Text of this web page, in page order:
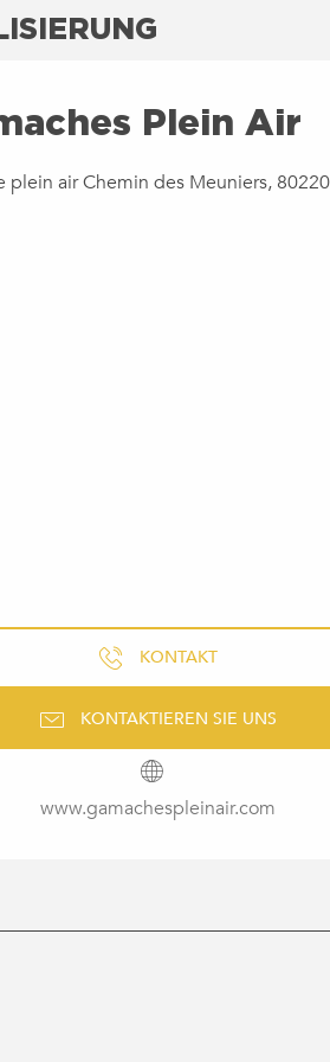
Plein Air
plein air Chemin des Meuniers,
KONTAKT
KONTAKTIEREN SIE UNS
www.gamachespleinair.com